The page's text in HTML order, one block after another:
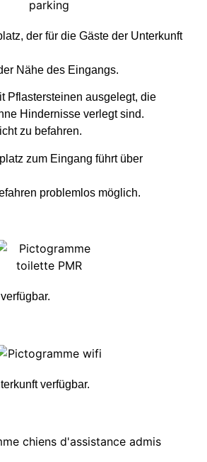
der für die Gäste der Unterkunft
Nähe des Eingangs.
Pflastersteinen ausgelegt, die
Hindernisse verlegt sind.
zu befahren.
zum Eingang führt über
problemlos möglich.
verfügbar.